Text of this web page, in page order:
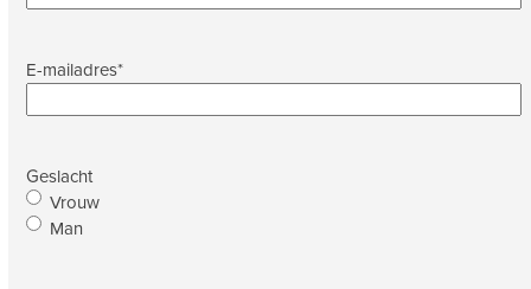
E-mailadres*
Geslacht
Vrouw
Man